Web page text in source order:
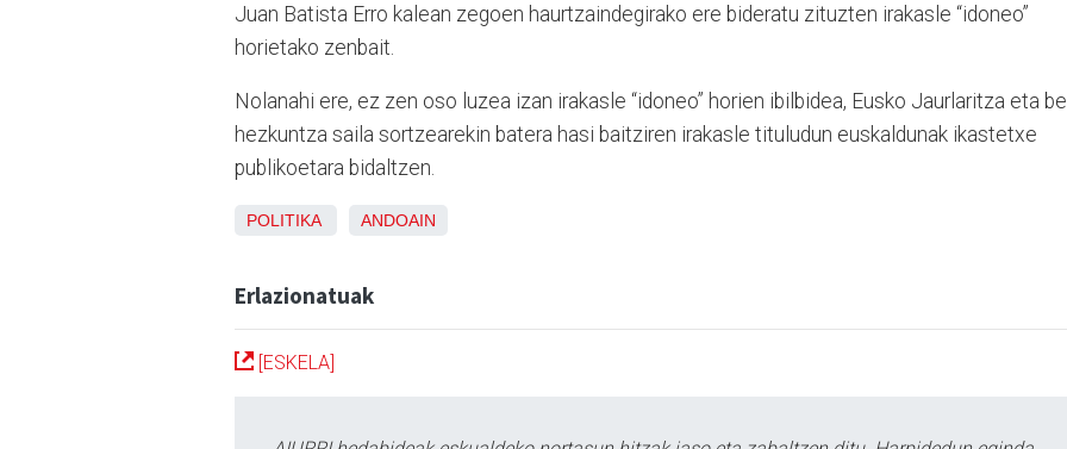
Juan Batista Erro kalean zegoen haurtzaindegirako ere bideratu zituzten irakasle “idoneo”
horietako zenbait.
Nolanahi ere, ez zen oso luzea izan irakasle “idoneo” horien ibilbidea, Eusko Jaurlaritza eta
hezkuntza saila sortzearekin batera hasi baitziren irakasle tituludun euskaldunak ikastetxe
publikoetara bidaltzen.
POLITIKA ANDOAIN
Erlazionatuak
[ESKELA]